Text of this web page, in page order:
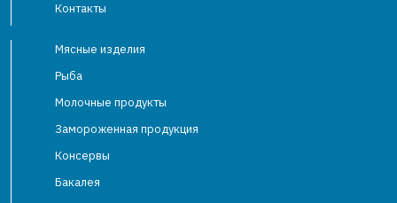
Контакты
Мясные изделия
Рыба
Молочные продукты
Замороженная продукция
Консервы
Бакалея